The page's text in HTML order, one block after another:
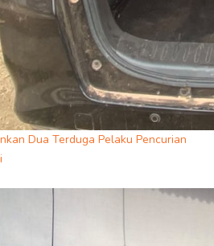
Dua Terduga Pelaku Pencurian